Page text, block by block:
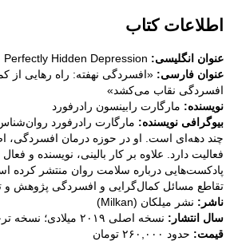
اطلاعات کتاب
عنوان انگلیسی:
عنوان فارسی: «افسردگی نهفته: راه رهایی از
افسردگی نقاب می‌کشد»
نویسنده: مارگارت رابینسون رادرفورد
بیوگرافی نویسنده: مارگارت رادرفورد روان‌شناس
چند دهه‌ای است. او در حوزه درمان افسردگی،
فعالیت دارد. علاوه بر کار بالینی، نویسنده و
پادکست‌هایی درباره سلامت روان منتشر کرده
تقاطع مسائل کمال‌گرایی و افسردگی پژوهش و
ناشر: نشر میلکان (Milkan)
سال انتشار: نسخه اصلی ۲۰۱۹ میلادی؛ نسخه ترجمه فارسی ۱۴۰۱–۱۴۰۲
قیمت: حدود ۲۶۰,۰۰۰ تومان